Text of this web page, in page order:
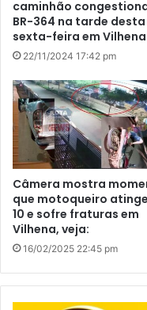
caminhão
BR-364 na tarde desta
sexta-feira em Vilhena
22/11/2024 17:42 pm
Câmera mostra
que motoqueiro
10 e sofre fraturas em
Vilhena, veja:
16/02/2025 22:45 pm